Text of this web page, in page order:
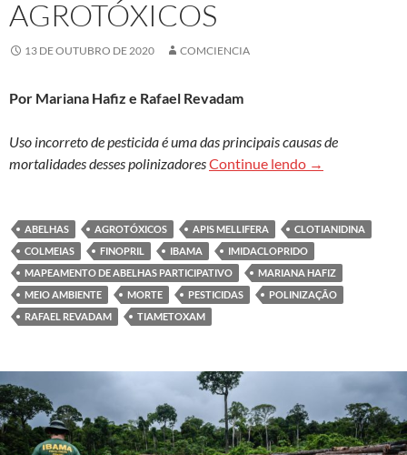
AGROTÓXICOS
13 DE OUTUBRO DE 2020 COMCIENCIA
Por Mariana Hafiz e Rafael Revadam
Uso incorreto de pesticida é uma das principais causas de
mortalidades desses polinizadoresContinue lendo →
ABELHAS AGROTÓXICOS APIS MELLIFERA
CLOTIANIDINA
COLMEIAS
FINOPRIL IBAMA
IMIDACLOPRIDO
MAPEAMENTO DE ABELHAS PARTICIPATIVO
MARIANA HAFIZ
MEIO AMBIENTE
MORTE PESTICIDAS
POLINIZAÇÃO
RAFAEL REVADAM
TIAMETOXAM